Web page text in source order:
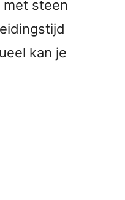
met steen
kan je